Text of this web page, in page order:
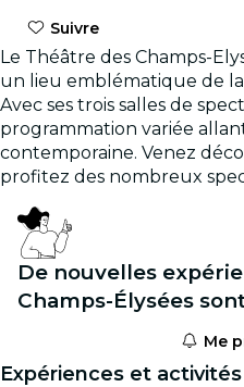
Suivre
Le Théâtre des Champs-
un lieu emblématique de
Avec ses trois salles de
programmation variée
contemporaine. Venez
profitez des nombreux
De nouvelles
Champs-Élysées
Me
Expériences et